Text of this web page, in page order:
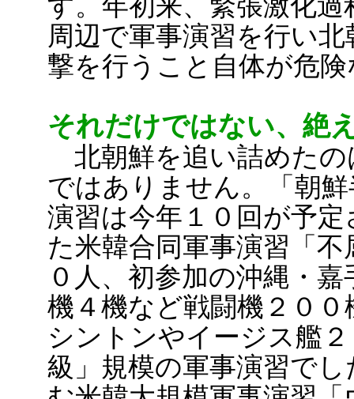
周辺で軍事演習を行い
撃を行うこと自体が危
それだけではない、絶
北朝鮮を追い詰めたの
ではありません。「朝
演習は今年１０回が予
た米韓合同軍事演習「
０人、初参加の沖縄・
機４機など戦闘機２０
シントンやイージス艦
級」規模の軍事演習で